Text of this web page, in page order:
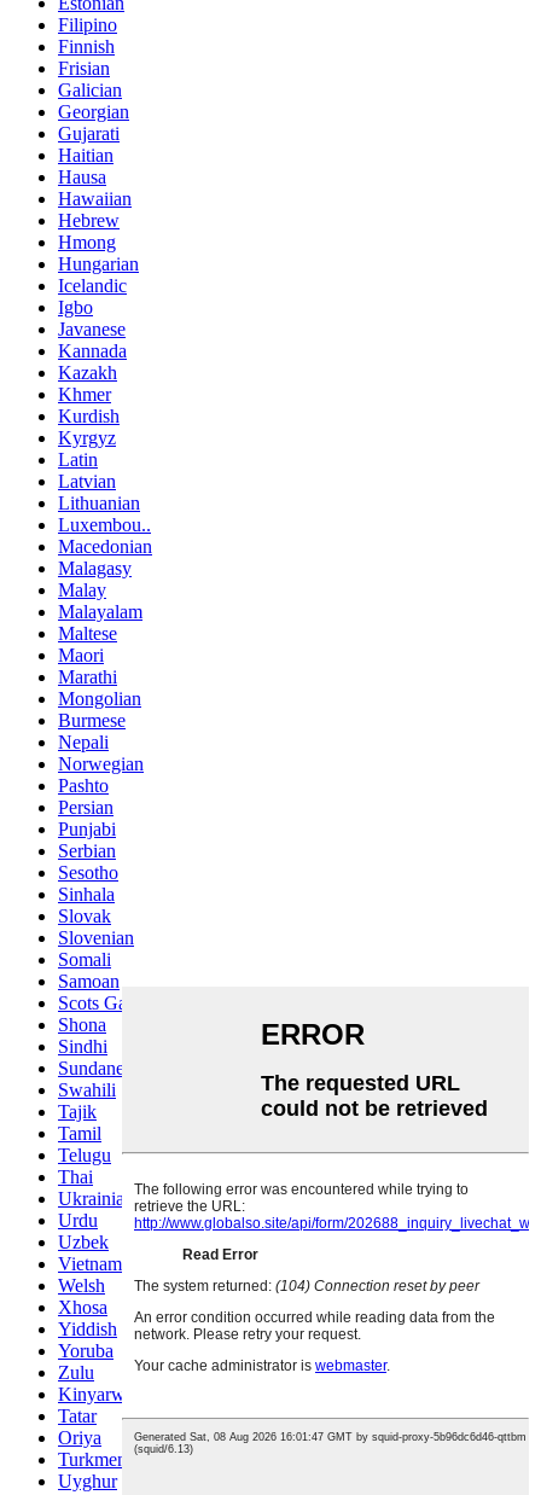
Filipino
Finnish
Frisian
Galician
Georgian
Gujarati
Haitian
Hausa
Hawaiian
Hebrew
Hmong
Hungarian
Icelandic
Igbo
Javanese
Kannada
Kazakh
Khmer
Kurdish
Kyrgyz
Latin
Latvian
Lithuanian
Luxembou..
Macedonian
Malagasy
Malay
Malayalam
Maltese
Maori
Marathi
Mongolian
Burmese
Nepali
Norwegian
Pashto
Persian
Punjabi
Serbian
Sesotho
Sinhala
Slovak
Slovenian
Somali
Samoan
Scots Gaelic
Shona
Sindhi
Sundanese
Swahili
Tajik
Tamil
Telugu
Thai
Ukrainian
Urdu
Uzbek
Vietnamese
Welsh
Xhosa
Yiddish
Yoruba
Zulu
Kinyarwanda
Tatar
Oriya
Turkmen
Uyghur